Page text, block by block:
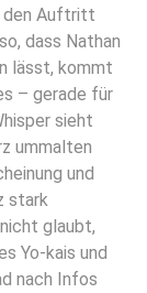
den Auftritt
dass Nathan
lässt, kommt
– gerade für
sieht
ummalten
und
stark
glaubt,
Yo-kais und
nach Infos